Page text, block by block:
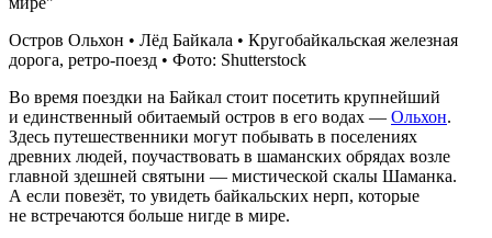
Остров Ольхон • Лёд Байкала • Кругобайкальская железная
дорога, ретро‑поезд • Фото: Shutterstock
Во время поездки на Байкал стоит посетить крупнейший
и единственный обитаемый остров в его водах — Ольхон.
Здесь путешественники могут побывать в поселениях
древних людей, поучаствовать в шаманских обрядах возле
главной здешней святыни — мистической скалы Шаманка.
А если повезёт, то увидеть байкальских нерп, которые
не встречаются больше нигде в мире.